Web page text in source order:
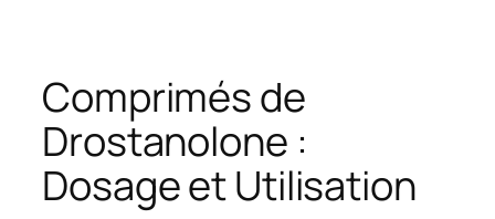
Comprimés de
Drostanolone :
Dosage et Utilisation